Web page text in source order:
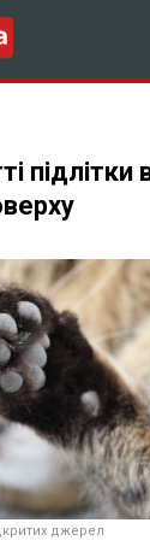
підлітки
джерел